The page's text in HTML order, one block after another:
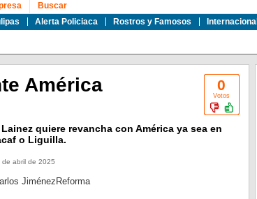
Alerta Policiaca Rostros y Famosos Internacional
Buscar
0
Votos
América
quiere revancha con América ya sea en
o Liguilla.
de abril de 2025
JiménezReforma